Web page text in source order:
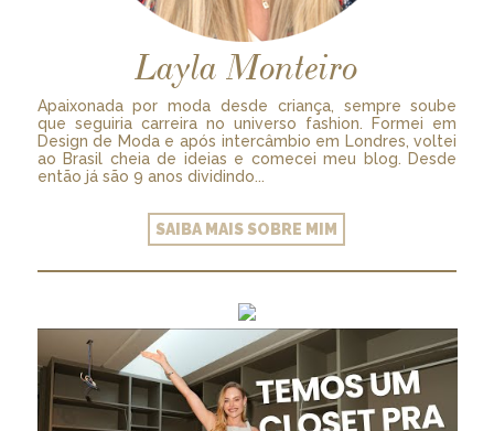
Layla Monteiro
Apaixonada por moda desde criança, sempre soube
que seguiria carreira no universo fashion. Formei em
Design de Moda e após intercâmbio em Londres, voltei
ao Brasil cheia de ideias e comecei meu blog. Desde
então já são 9 anos dividindo...
SAIBA MAIS SOBRE MIM